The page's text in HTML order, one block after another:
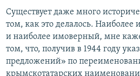
Существует даже много
том, как это делалось. Наиболее
и наиболее имоверный, мне
том, что, получив в 1944 году
предложений» по
крымскотатарских